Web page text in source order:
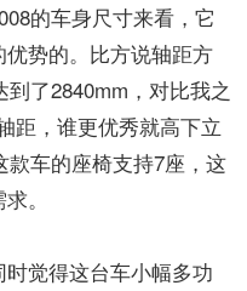
的车身尺寸来看，它
势的。比方说轴距方
了2840mm，对比我之
距，谁更优秀就高下立
款车的座椅支持7座，这
。
觉得这台车小幅多功